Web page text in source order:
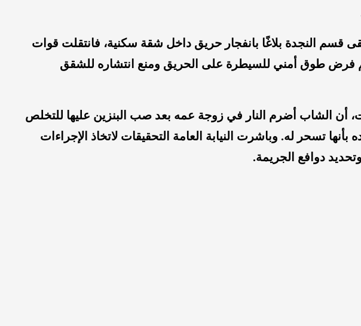
قسم النجدة بلاغًا بانفجار حريق داخل شقة سكنية، فانتقلت قوات
فرض طوق أمني للسيطرة على الحريق ومنع انتشاره للشقق
أن الشاب أضرم النار في زوجة عمه بعد صب البنزين عليها للتخلص
بأنها تسحر له. وباشرت النيابة العامة التحقيقات لاتخاذ الإجراءات
وتحديد دوافع الجريمة.